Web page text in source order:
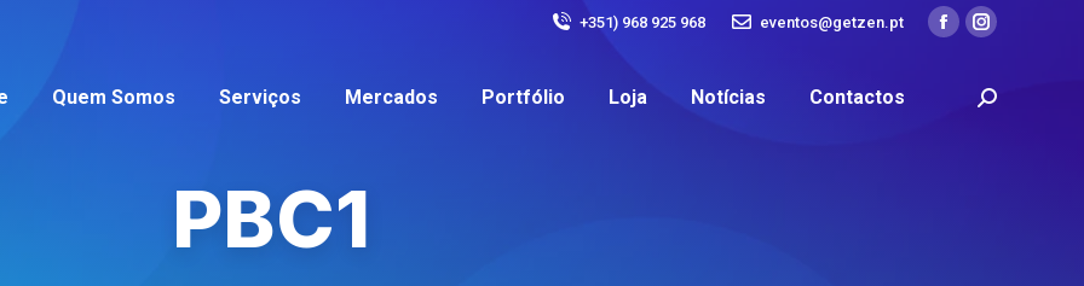
+351) 968 925 968 eventos@getzen.pt
Quem Somos Serviços Mercados Portfólio Loja Notícias Contactos
PBC1